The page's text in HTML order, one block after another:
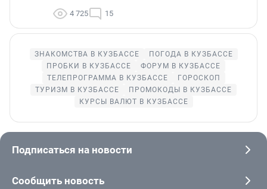
4 725 15
ЗНАКОМСТВА В КУЗБАССЕ
ПОГОДА В КУЗБАССЕ
ПРОБКИ В КУЗБАССЕ
ФОРУМ В КУЗБАССЕ
ТЕЛЕПРОГРАММА В КУЗБАССЕ
ГОРОСКОП
ТУРИЗМ В КУЗБАССЕ
ПРОМОКОДЫ В КУЗБАССЕ
КУРСЫ ВАЛЮТ В КУЗБАССЕ
Подписаться на новости
Сообщить новость